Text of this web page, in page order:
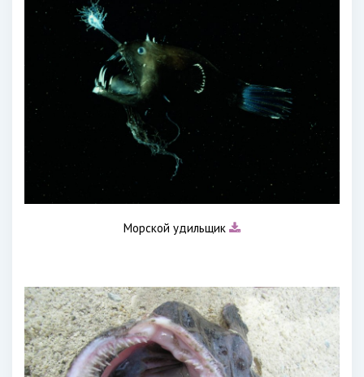
Морской удильщик